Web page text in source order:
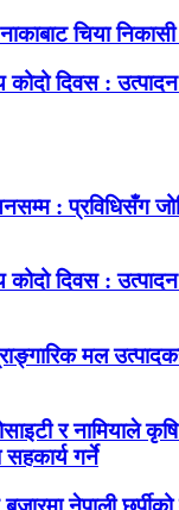
चिया
कोदो दिवस :
: प्रविधिसँग
कोदो दिवस :
मल
र नामियाले
सहकार्य गर्ने